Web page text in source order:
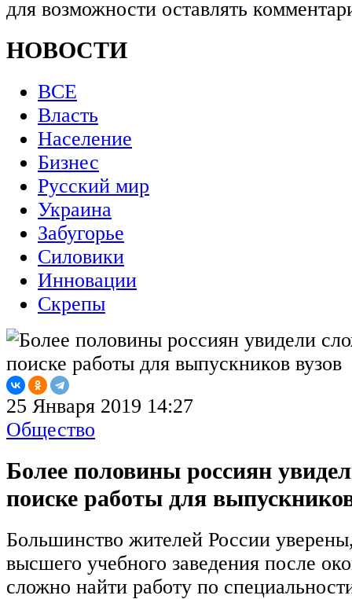
для возможности оставлять
НОВОСТИ
ВСЕ
Власть
Население
Бизнес
Русский мир
Украина
Забугорье
Силовики
Инновации
Скрепы
25 Января 2019 14:27
Общество
Более половины россиян
поиске работы для
Большинство жителей России
высшего учебного заведения после
сложно найти работу по